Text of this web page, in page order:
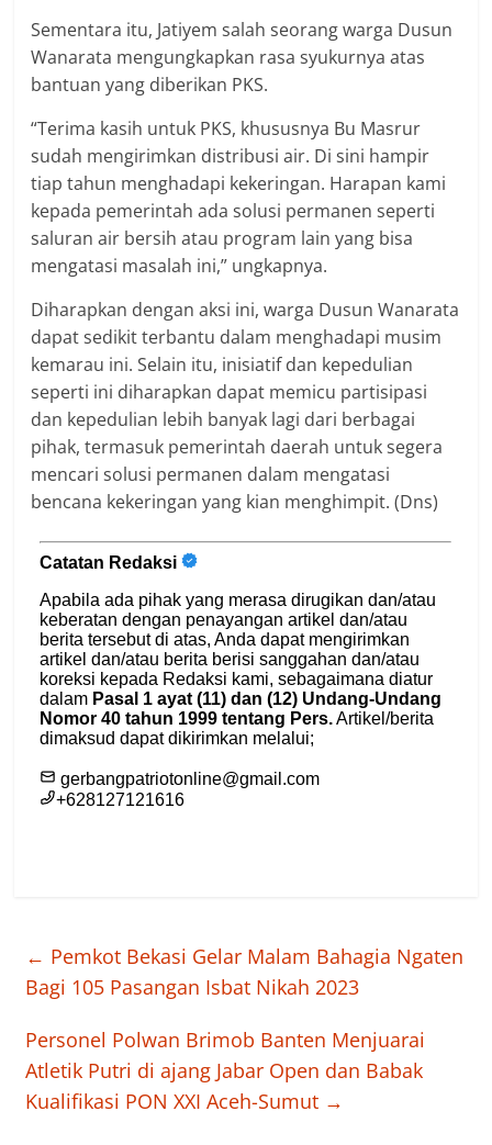
Sementara itu, Jatiyem salah seorang warga Dusun
Wanarata mengungkapkan rasa syukurnya atas
bantuan yang diberikan PKS.
“Terima kasih untuk PKS, khususnya Bu Masrur
sudah mengirimkan distribusi air. Di sini hampir
tiap tahun menghadapi kekeringan. Harapan kami
kepada pemerintah ada solusi permanen seperti
saluran air bersih atau program lain yang bisa
mengatasi masalah ini,” ungkapnya.
Diharapkan dengan aksi ini, warga Dusun Wanarata
dapat sedikit terbantu dalam menghadapi musim
kemarau ini. Selain itu, inisiatif dan kepedulian
seperti ini diharapkan dapat memicu partisipasi
dan kepedulian lebih banyak lagi dari berbagai
pihak, termasuk pemerintah daerah untuk segera
mencari solusi permanen dalam mengatasi
bencana kekeringan yang kian menghimpit. (Dns)
← Pemkot Bekasi Gelar Malam Bahagia Ngaten
Bagi 105 Pasangan Isbat Nikah 2023
Personel Polwan Brimob Banten Menjuarai
Atletik Putri di ajang Jabar Open dan Babak
Kualifikasi PON XXI Aceh-Sumut →